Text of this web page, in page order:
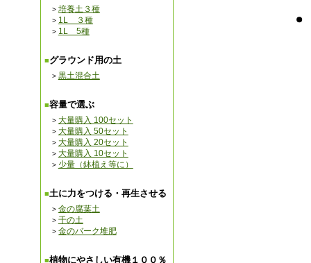
培養土３種
1L ３種
1L 5種
グラウンド用の土
黒土混合土
容量で選ぶ
大量購入 100セット
大量購入 50セット
大量購入 20セット
大量購入 10セット
少量（鉢植え等に）
土に力をつける・再生させる
金の腐葉土
千の土
金のバーク堆肥
植物にやさしい有機１００％